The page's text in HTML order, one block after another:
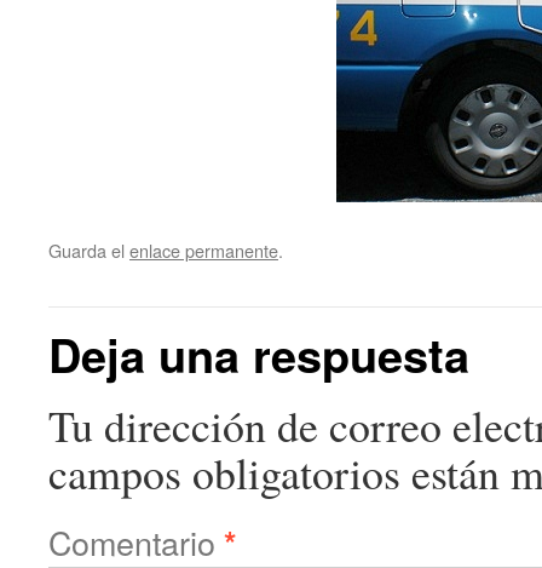
Guarda el enlace permanente.
Deja una respuesta
Tu dirección de correo
campos obligatorios están
Comentario *